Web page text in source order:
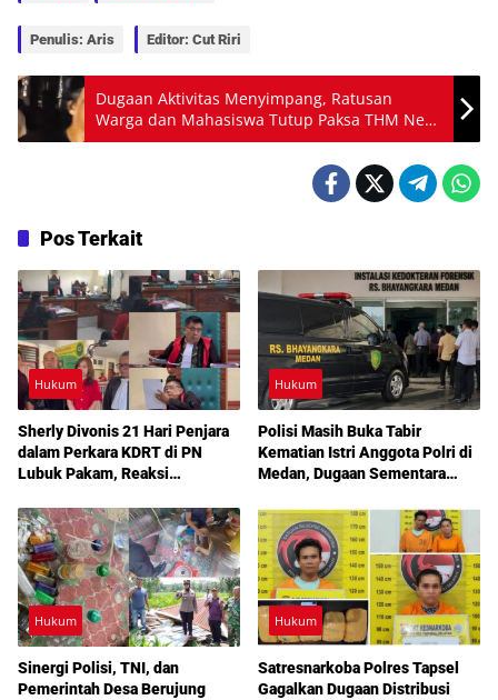
Penulis: Aris Editor: Cut Riri
Dugaan Aktivitas Menyimpang, Ratusan
Warga dan Mahasiswa Tutup Paksa THM New
Paragon Pekanbaru
Pos Terkait
Hukum
Sherly Divonis 21 Hari Penjara
dalam Perkara KDRT di PN
Lubuk Pakam, Reaksi
Banding Jadi Sorotan
Hukum
Polisi Masih Buka Tabir
Kematian Istri Anggota Polri di
Medan, Dugaan Sementara
Hukum
Sinergi Polisi, TNI, dan
Pemerintah Desa Berujung
Hukum
Satresnarkoba Polres Tapsel
Gagalkan Dugaan Distribusi